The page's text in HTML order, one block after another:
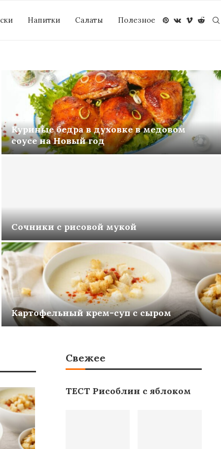
Напитки Салаты Полезное
Куриные бедра в духовке в медовом
соусе на Новый год
Сочники с рисовой мукой
Картофельный крем-суп с сыром
Свежее
ТЕСТ Рисоблин с яблоком